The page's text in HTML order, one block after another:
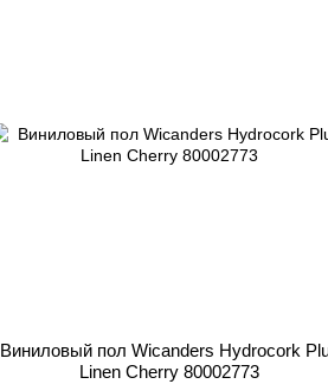
Виниловый пол Wicanders Hydrocork
Linen Cherry 80002773